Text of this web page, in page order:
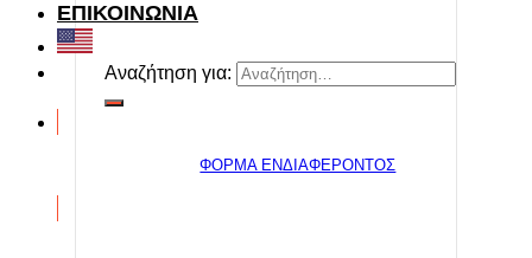
ΕΠΙΚΟΙΝΩΝΙΑ
Αναζήτηση για:
ΦΟΡΜΑ ΕΝΔΙΑΦΕΡΟΝΤΟΣ